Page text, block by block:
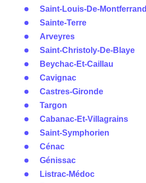
Saint-Louis-De-Montferrand
Sainte-Terre
Arveyres
Saint-Christoly-De-Blaye
Beychac-Et-Caillau
Cavignac
Castres-Gironde
Targon
Cabanac-Et-Villagrains
Saint-Symphorien
Cénac
Génissac
Listrac-Médoc